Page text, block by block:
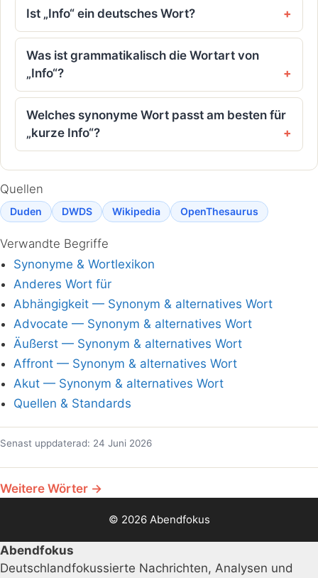
Ist „Info“ ein deutsches Wort?
Was ist grammatikalisch die Wortart von
„Info“?
Welches synonyme Wort passt am besten für
„kurze Info“?
Quellen
Duden DWDS Wikipedia OpenThesaurus
Verwandte Begriffe
Synonyme & Wortlexikon
Anderes Wort für
Abhängigkeit — Synonym & alternatives Wort
Advocate — Synonym & alternatives Wort
Äußerst — Synonym & alternatives Wort
Affront — Synonym & alternatives Wort
Akut — Synonym & alternatives Wort
Quellen & Standards
Senast uppdaterad: 24 Juni 2026
Weitere Wörter →
© 2026 Abendfokus
Abendfokus
Deutschlandfokussierte Nachrichten, Analysen und